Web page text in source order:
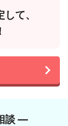
て、
談 ―